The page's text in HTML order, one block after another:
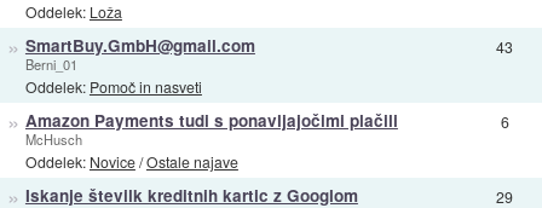
Oddelek: Loža
» SmartBuy.GmbH@gmail.com
Berni_01
Oddelek: Pomoč in nasveti
43
» Amazon Payments tudi s ponavljajočimi plačili
McHusch
Oddelek: Novice/Ostale najave
6
» Iskanje številk kreditnih kartic z Googlom 29